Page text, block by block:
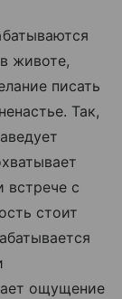
животе,
писать
Так,
встрече с
стоит
ощущение